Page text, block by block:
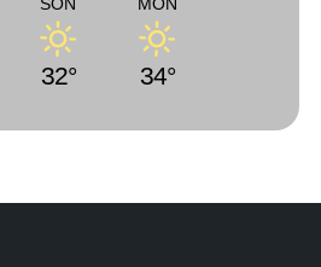
32° 34°